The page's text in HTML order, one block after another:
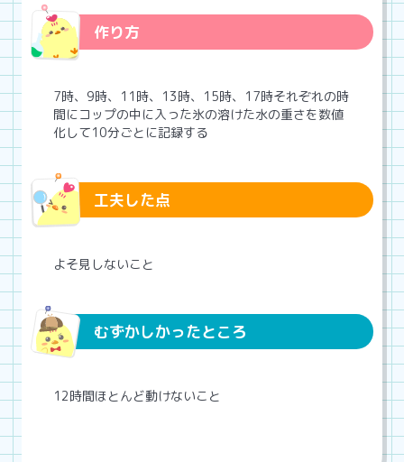
作り方
7時、9時、11時、13時、15時、17時それぞれの時
間にコップの中に入った氷の溶けた水の重さを数値
化して10分ごとに記録する
工夫した点
よそ見しないこと
むずかしかったところ
12時間ほとんど動けないこと